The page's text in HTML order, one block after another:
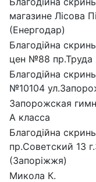
магазине Лісова
(Енергодар)
Благодійна
цен №88 пр.Труда
Благодійна
№10104
Запорожская
А класса
Благодійна
пр.Советский 13
(Запоріжжя)
Микола К.